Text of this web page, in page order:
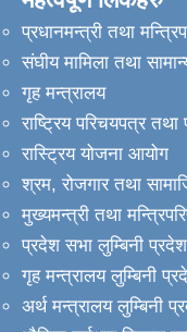
प्रधानमन्त्री तथा
संघीय मामिला तथा
गृह मन्त्रालय
राष्ट्रिय परिचयपत्र
रास्ट्रिय योजना आयोग
श्रम, रोजगार तथा
मुख्यमन्त्री तथा
प्रदेश सभा लुम्बिनी प्रदेश
गृह मन्त्रालय लुम्बिनी
अर्थ मन्त्रालय लुम्बिनी